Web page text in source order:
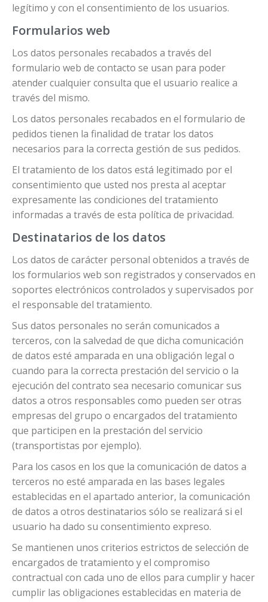
legítimo y con el consentimiento de los usuarios.
Formularios web
Los datos personales recabados a través del
formulario web de contacto se usan para poder
atender cualquier consulta que el usuario realice a
través del mismo.
Los datos personales recabados en el formulario de
pedidos tienen la finalidad de tratar los datos
necesarios para la correcta gestión de sus pedidos.
El tratamiento de los datos está legitimado por el
consentimiento que usted nos presta al aceptar
expresamente las condiciones del tratamiento
informadas a través de esta política de privacidad.
Destinatarios de los datos
Los datos de carácter personal obtenidos a través de
los formularios web son registrados y conservados en
soportes electrónicos controlados y supervisados por
el responsable del tratamiento.
Sus datos personales no serán comunicados a
terceros, con la salvedad de que dicha comunicación
de datos esté amparada en una obligación legal o
cuando para la correcta prestación del servicio o la
ejecución del contrato sea necesario comunicar sus
datos a otros responsables como pueden ser otras
empresas del grupo o encargados del tratamiento
que participen en la prestación del servicio
(transportistas por ejemplo).
Para los casos en los que la comunicación de datos a
terceros no esté amparada en las bases legales
establecidas en el apartado anterior, la comunicación
de datos a otros destinatarios sólo se realizará si el
usuario ha dado su consentimiento expreso.
Se mantienen unos criterios estrictos de selección de
encargados de tratamiento y el compromiso
contractual con cada uno de ellos para cumplir y hacer
cumplir las obligaciones establecidas en materia de